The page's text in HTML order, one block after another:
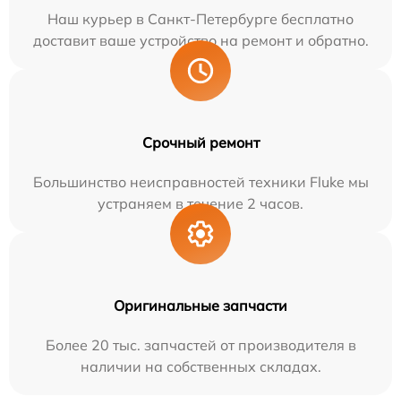
Наш курьер в Санкт-Петербурге бесплатно
доставит ваше устройство на ремонт и обратно.
Срочный ремонт
Большинство неисправностей техники Fluke мы
устраняем в течение 2 часов.
Оригинальные запчасти
Более 20 тыс. запчастей от производителя в
наличии на собственных складах.